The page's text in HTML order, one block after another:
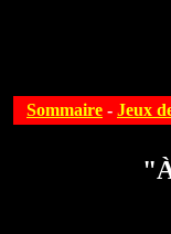
Sommaire - Jeux